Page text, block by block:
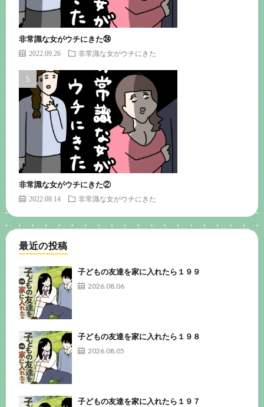
非常識な女がウチにきた㉔
2022.09.26 非常識な女がウチにきた
非常識な女がウチにきた②
2022.08.14 非常識な女がウチにきた
最近の投稿
子どもの友達を家に入れたら１９９
2026.08.06
子どもの友達を家に入れたら１９８
2026.08.05
子どもの友達を家に入れたら１９７